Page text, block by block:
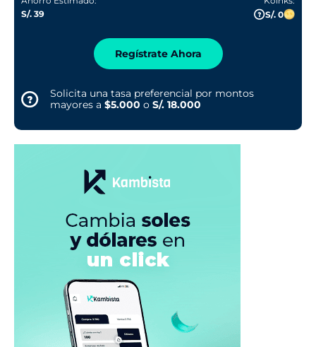
S/. 39
S/. 0
Regístrate Ahora
Solicita una tasa preferencial por montos
mayores a $5.000 o S/. 18.000